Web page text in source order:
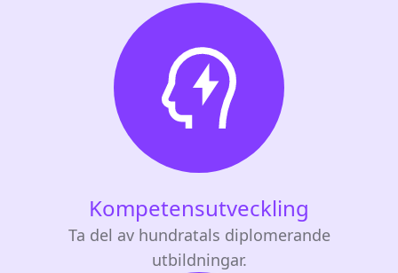
Kompetensutveckling
Ta del av hundratals diplomerande
utbildningar.